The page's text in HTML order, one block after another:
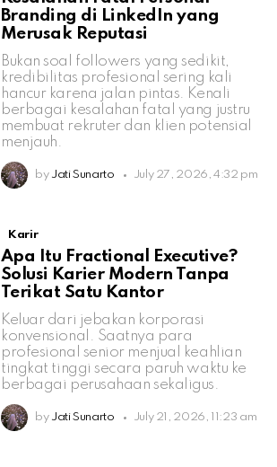
Branding di LinkedIn yang
Merusak Reputasi
Bukan soal followers yang sedikit,
kredibilitas profesional sering kali
hancur karena jalan pintas. Kenali
berbagai kesalahan fatal yang justru
membuat rekruter dan klien potensial
menjauh.
by Jati Sunarto July 27, 2026, 4:32 pm
Karir
Apa Itu Fractional Executive?
Solusi Karier Modern Tanpa
Terikat Satu Kantor
Keluar dari jebakan korporasi
konvensional. Saatnya para
profesional senior menjual keahlian
tingkat tinggi secara paruh waktu ke
berbagai perusahaan sekaligus.
by Jati Sunarto July 21, 2026, 11:23 am